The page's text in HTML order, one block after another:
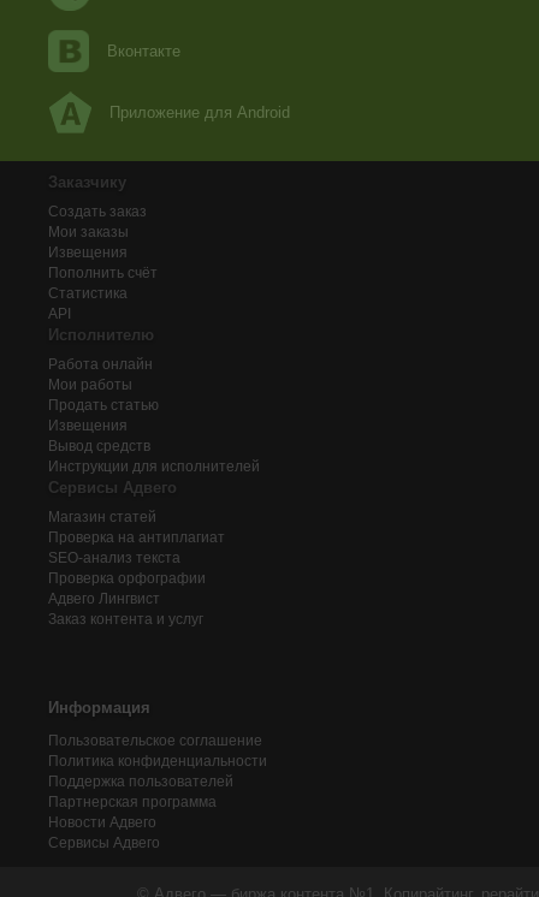
Вконтакте
Приложение для Android
Заказчику
Создать заказ
Мои заказы
Извещения
Пополнить счёт
Статистика
API
Исполнителю
Работа онлайн
Мои работы
Продать статью
Извещения
Вывод средств
Инструкции для исполнителей
Сервисы Адвего
Магазин статей
Проверка на антиплагиат
SEO-анализ текста
Проверка орфографии
Адвего Лингвист
Заказ контента и услуг
Информация
Пользовательское соглашение
Политика конфиденциальности
Поддержка пользователей
Партнерская программа
Новости Адвего
Сервисы Адвего